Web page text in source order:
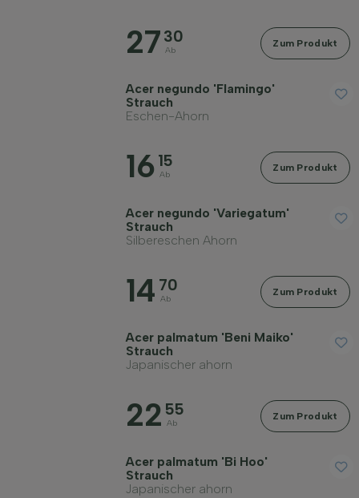
27 30
Ab
Zum Produkt
Acer negundo 'Flamingo'
Strauch
Eschen-Ahorn
16 15
Ab
Zum Produkt
Acer negundo 'Variegatum'
Strauch
Silbereschen Ahorn
14 70
Ab
Zum Produkt
Acer palmatum 'Beni Maiko'
Strauch
Japanischer ahorn
22 55
Ab
Zum Produkt
Acer palmatum 'Bi Hoo'
Strauch
Japanischer ahorn